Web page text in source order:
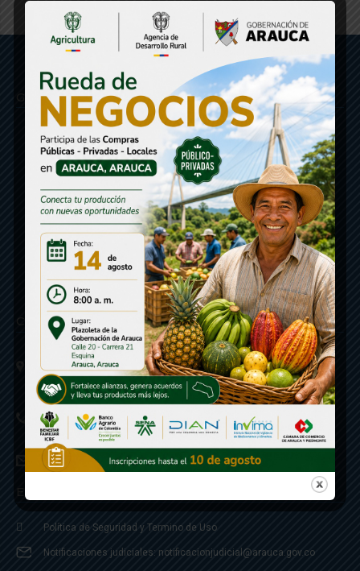
Gobernación de Arauca
Contáctenos
Calle 20 - Carrera 21 Esquina
Código postal 810001
Linea de Servicio a la Ciudadania: 57- 6078851946
Linea Anticorrupción: 607885 3374
correspondencia: archivogeneral@arauca.gov.co
Enlaces
Política de Seguridad y Termino de Uso
Notificaciones judiciales: notificacionjudicial@arauca.gov.co